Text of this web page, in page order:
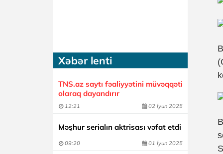
Xəbər lenti
TNS.az saytı fəaliyyətini müvəqqəti
olaraq dayandırır
12:21 02 İyun 2025
Məşhur serialın aktrisası vəfat etdi
09:20 01 İyun 2025